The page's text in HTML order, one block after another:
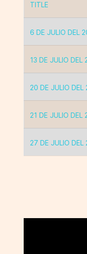
TITLE
6 DE JULIO DEL
13 DE JULIO DEL
20 DE JULIO DEL
21 DE JULIO DEL
27 DE JULIO DEL